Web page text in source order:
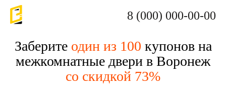
8 (000) 000-00-00
Заберите один из 100 купонов на
межкомнатные двери в Воронеж
со скидкой 73%